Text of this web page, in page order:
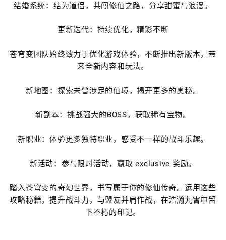
结婚系统：结为道侣，共闯修仙之路，分享甜蜜与浪漫。
更新迭代：持续优化，精彩不断
苍穹变团队始终致力于优化游戏体验，不断推出新版本，带
来全新内容和玩法。
新地图：探索未曾涉足的仙境，揭开更多的奥秘。
新副本：挑战强大的BOSS，获取稀有宝物。
新职业：体验更多独特职业，感受不一样的战斗乐趣。
新活动：参与限时活动，赢取 exclusive 奖励。
踏入苍穹变的奇幻世界，书写属于你的修仙传奇。运用这些
攻略秘籍，提升战斗力，与盟友并肩作战，在浩瀚九霄中留
下不朽的印记。